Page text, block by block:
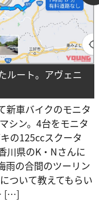
ルート。アヴェニ
新車バイクのモニタ
シン。4台をモニタ
の125ccスクータ
川県のK・Nさんに
雨の合間のツーリン
ついて教えてもらい
[…]